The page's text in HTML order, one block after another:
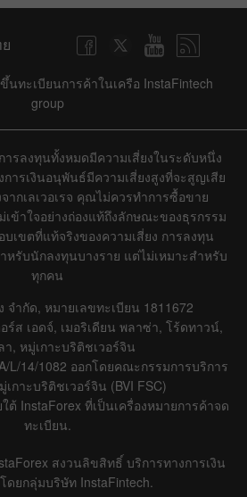
นทะเบียนการค้าในเครือ InstaFintech
group
การลงทุนทั้งหมดมีความเสี่ยงในระดับหนึ่ง
รเงินอนุพันธ์มีความเสี่ยงสูงที่จะสูญเสีย
จากเลเวอเรจ คุณไม่ควรทำการซื้อขาย
ข้าใจอย่างถ่องแท้ถึงลักษณะของธุรกรรม
เขตที่แท้จริงของความเสี่ยง การลงทุน
หรับนักลงทุนบางราย แต่ไม่เหมาะสำหรับ
ทุกคน
จำกัด, หมายเลขทะเบียน 1811672
ร์ส เอดจ์, เมอริเดียน พลาซ่า, โร้ดทาวน์,
, หมู่เกาะบริติชเวอร์จิน
L/14/1082 ออกโดยคณะกรรมการบริการ
เกาะบริติชเวอร์จิน (BVI FSC)
ต้ InstaForex ที่เป็นเครื่องหมายการค้าจด
ทะเบียน.
สงวนลิขสิทธิ์ บริการทางการเงิน
ดยกลุ่มบริษัท InstaFintech.